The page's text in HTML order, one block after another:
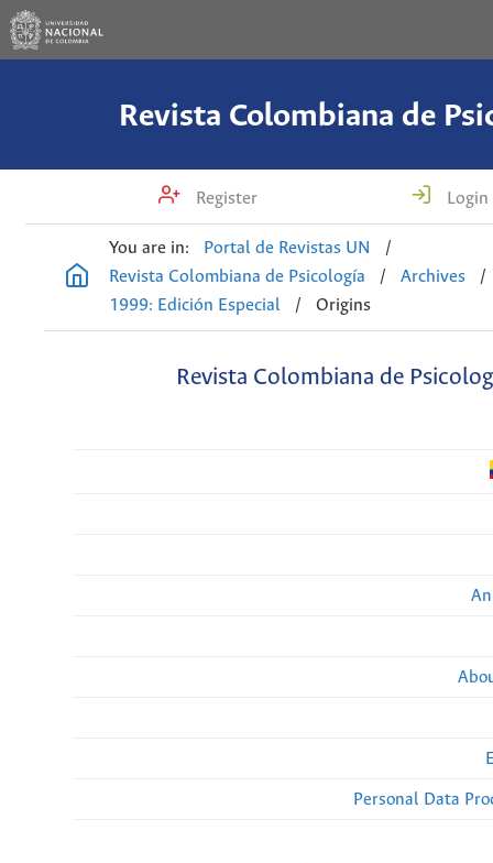
Revista Colombiana de
Register Login
You are in: Portal de Revistas UN
/
Revista Colombiana de Psicología
/ Archives
/
1999: Edición Especial
/ Origins
Revista Colombiana de
Personal Data